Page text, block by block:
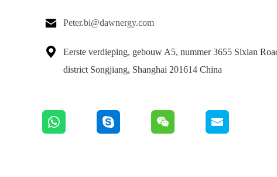
 Peter.bi@dawnergy.com

Eerste verdieping, gebouw A5, nummer 3655 Sixian
district Songjiang, Shanghai 201614 China